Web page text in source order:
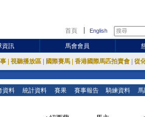
首頁 English
資訊 馬會會員
視聽播放區 國際賽馬 香港國際馬匹拍賣會 從
資料 統計資料 賽果 賽事報告 騎練資料